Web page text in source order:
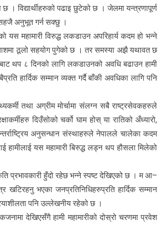
। विद्यार्थीहरुको पढाइ छुटेको छ । जेलमा यन्त्रणापूर्ण
सहजै अनुभूत गर्न सक्छु ।
महामारी विरुद्ध लकडाउन अपरिहार्य कदम हो भन्ने
ठूलो सहयोग पुगेको छ । तर समस्या अझै यथावत छ
थप ८ दिनको लागि लकडाउनको अवधि बढाउन हामी
हार्दिक सम्मान व्यक्त गर्दै बाँकी अवधिका लागि पनि
तथा अग्रीम मोर्चामा संलग्न सबै राष्ट्रसेवकहरुले
दिउँसोको चर्को घाम होस् या रातिको अँध्यारो,
अनुसन्धान संस्थाहरुले नेपालले चालेका कदम
यस महामारी बिरुद्ध लड्न थप हौसला मिलेको
प्रभावकारी हुँदो रहेछ भन्ने स्पष्ट देखिएको छ । म आ–
भएका जनप्रतिनिधिहरुप्रति हार्दिक सम्मान
पनि उल्लेखनीय रहेको छ ।
देखिएसँगै हामी महामारीको दोस्रो चरणमा प्रवेश